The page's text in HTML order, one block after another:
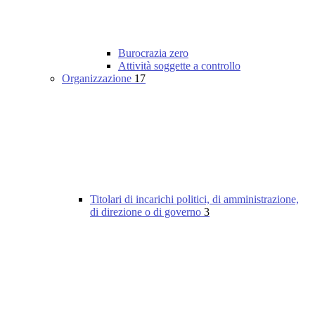
Burocrazia zero
Attività soggette a controllo
Organizzazione 17
Titolari di incarichi politici, di amministrazione,
di direzione o di governo 3